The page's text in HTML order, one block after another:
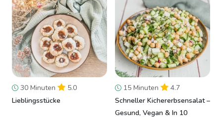
30 Minuten
5.0
Lieblingsstücke
15 Minuten
4.7
Schneller Kichererbsensalat –
Gesund, Vegan & In 10